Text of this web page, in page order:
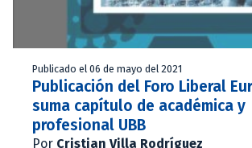
Publicado el 06 de mayo del 2021
Publicación del Foro Liberal
suma capítulo de académica y
profesional UBB
Por Cristian Villa Rodríguez